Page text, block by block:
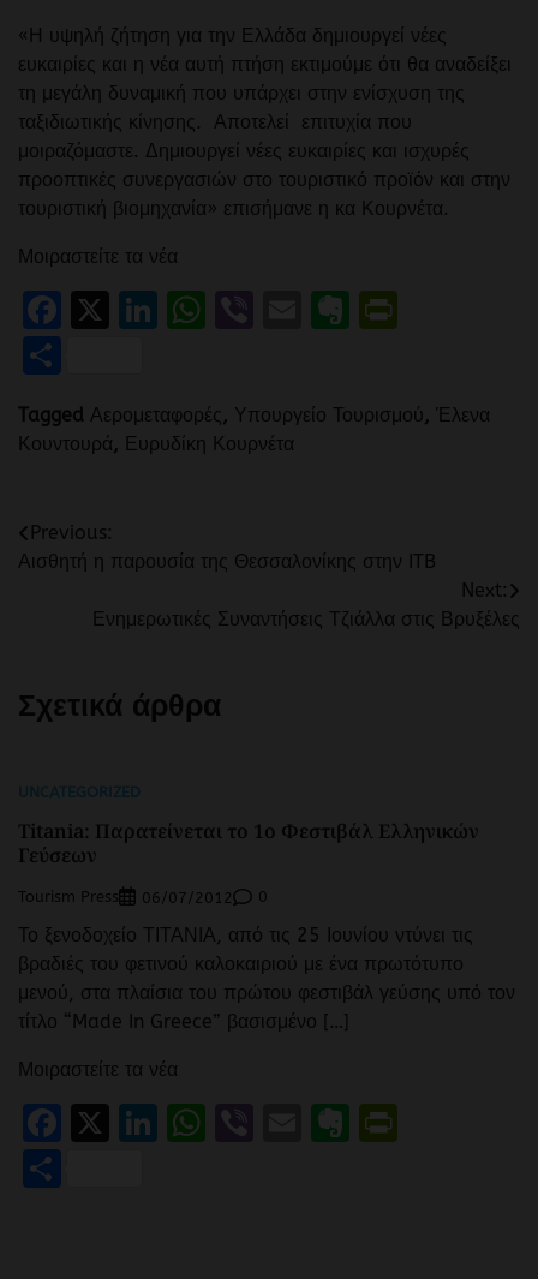
«Η υψηλή ζήτηση για την Ελλάδα δημιουργεί νέες
ευκαιρίες και η νέα αυτή πτήση εκτιμούμε ότι θα αναδείξει
τη μεγάλη δυναμική που υπάρχει στην ενίσχυση της
ταξιδιωτικής κίνησης. Αποτελεί επιτυχία που
μοιραζόμαστε. Δημιουργεί νέες ευκαιρίες και ισχυρές
προοπτικές συνεργασιών στο τουριστικό προϊόν και στην
τουριστική βιομηχανία» επισήμανε η κα Κουρνέτα.
Μοιραστείτε τα νέα
Facebook
X LinkedIn
WhatsApp
ViberEmailEvernote
Tagged Αερομεταφορές , Υπουργείο Τουρισμού, Έλενα
Κουντουρά, Ευρυδίκη Κουρνέτα
Πλοήγηση
άρθρων
Previous:
Αισθητή η παρουσία της Θεσσαλονίκης στην ITB
Next:
Ενημερωτικές Συναντήσεις Τζιάλλα στις Βρυξέλες
Σχετικά άρθρα
UNCATEGORIZED
Titania: Παρατείνεται το 1ο Φεστιβάλ Ελληνικών
Γεύσεων
Tourism Press 06/07/2012 0
Το ξενοδοχείο ΤΙΤΑΝΙΑ, από τις 25 Ιουνίου ντύνει τις
βραδιές του φετινού καλοκαιριού με ένα πρωτότυπο
μενού, στα πλαίσια του πρώτου φεστιβάλ γεύσης υπό τον
τίτλο “Made In Greece” βασισμένο […]
Μοιραστείτε τα νέα
Facebook
X LinkedIn
WhatsApp
ViberEmailEvernote